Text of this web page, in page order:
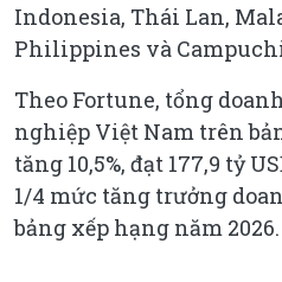
Indonesia, Thái Lan,
Philippines và
Theo Fortune, tổng
nghiệp Việt Nam trên
tăng 10,5%, đạt 177,9 tỷ
1/4 mức tăng trưởng
bảng xếp hạng năm 2026.